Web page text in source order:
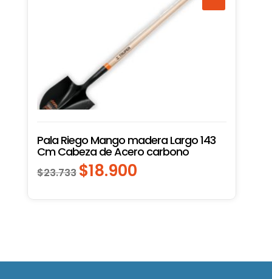
Pala Riego Mango madera Largo 143
Cm Cabeza de Acero carbono
$23.733 El
$18.900El